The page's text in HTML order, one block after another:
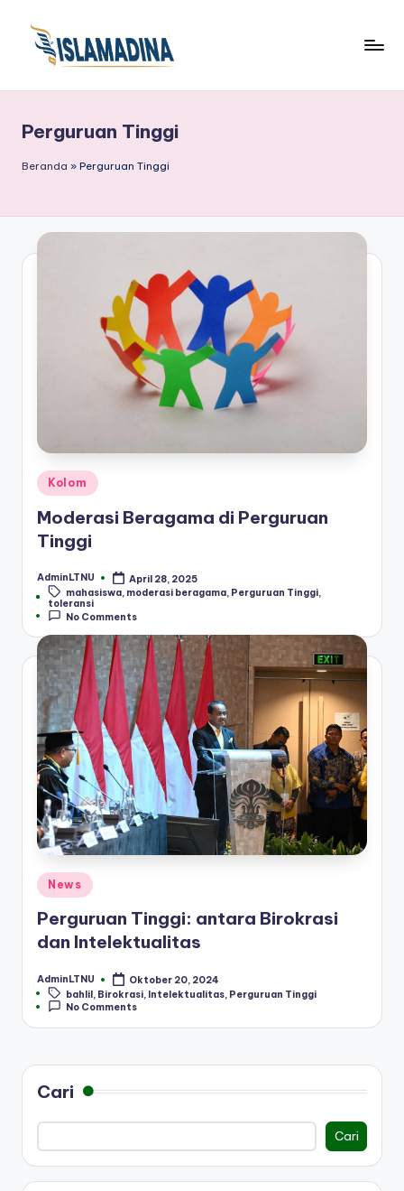
Perguruan Tinggi
Beranda » Perguruan Tinggi
Posted
in
Kolom
Moderasi Beragama di Perguruan
Tinggi
Posted
by
AdminLTNU
April 28, 2025
Tags:mahasiswa, moderasi beragama, Perguruan Tinggi,
toleransi
No Comments
Posted
in
News
Perguruan Tinggi: antara Birokrasi
dan Intelektualitas
Posted
by
AdminLTNU
Oktober 20, 2024
Tags:bahlil Birokrasi Intelektualitas Perguruan Tinggi
No Comments
Cari
Cari